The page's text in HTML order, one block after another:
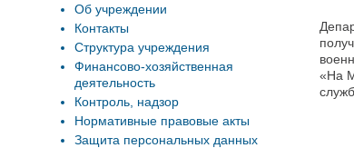
«На
Об учреждении
Контакты
Структура учреждения
Финансово-хозяйственная
деятельность
Контроль, надзор
Нормативные правовые акты
Защита персональных данных